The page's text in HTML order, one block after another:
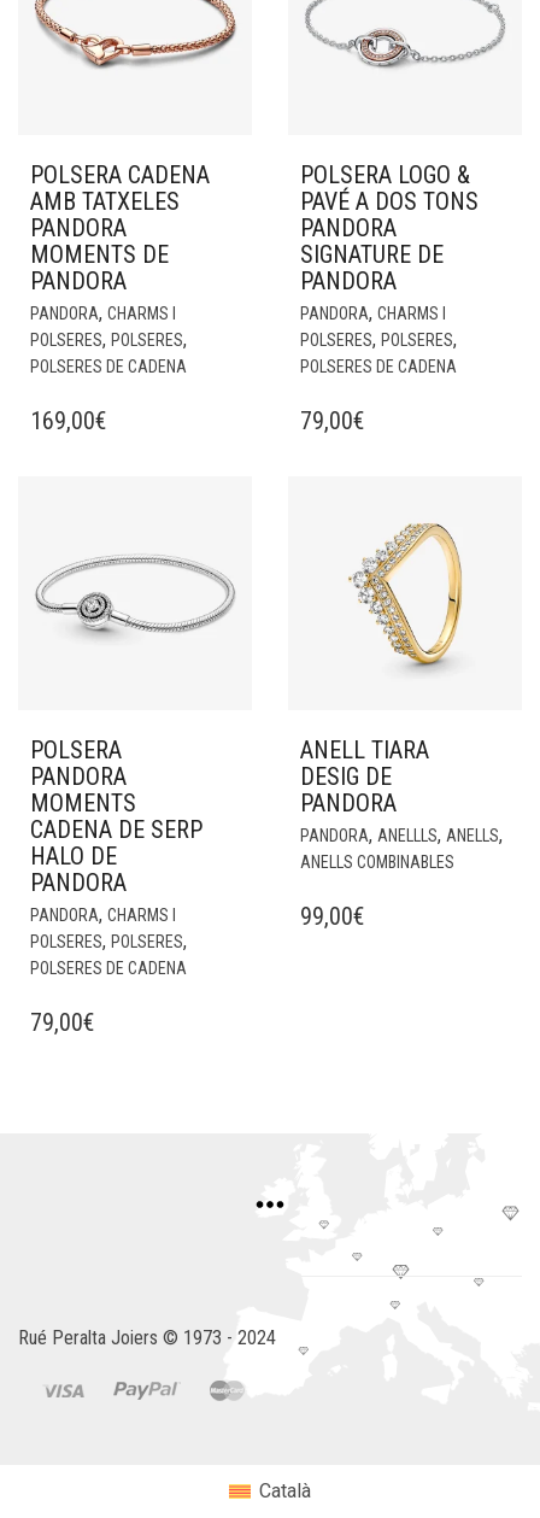
POLSERA CADENA
AMB TATXELES
PANDORA
MOMENTS DE
PANDORA
PANDORA, CHARMS I
POLSERES, POLSERES,
POLSERES DE CADENA
169,00€
POLSERA LOGO &
PAVÉ A DOS TONS
PANDORA
SIGNATURE DE
PANDORA
PANDORA, CHARMS I
POLSERES, POLSERES,
POLSERES DE CADENA
79,00€
POLSERA
PANDORA
MOMENTS
CADENA DE SERP
HALO DE
PANDORA
PANDORA, CHARMS I
POLSERES, POLSERES,
POLSERES DE CADENA
79,00€
ANELL TIARA
DESIG DE
PANDORA
PANDORA, ANELLLS, ANELLS,
ANELLS COMBINABLES
99,00€
Rué Peralta Joiers © 1973 - 2024
Català